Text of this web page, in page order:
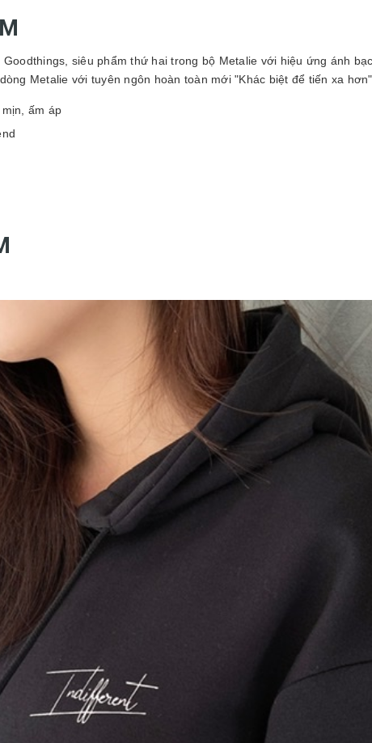
siêu phẩm thứ hai trong bộ Metalie với hiệu ứng ánh
Metalie với tuyên ngôn hoàn toàn mới "Khác biệt để tiến xa
ấm áp